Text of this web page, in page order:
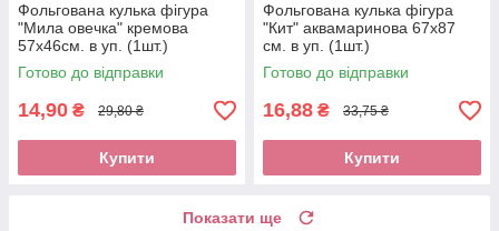
Фольгована кулька фігура
"Мила овечка" кремова
57x46см. в уп. (1шт.)
Готово до відправки
14,90 ₴ 29,80 ₴
Купити
Фольгована кулька фігура
"Кит" аквамаринова 67х87
см. в уп. (1шт.)
Готово до відправки
16,88 ₴ 33,75 ₴
Купити
Показати ще